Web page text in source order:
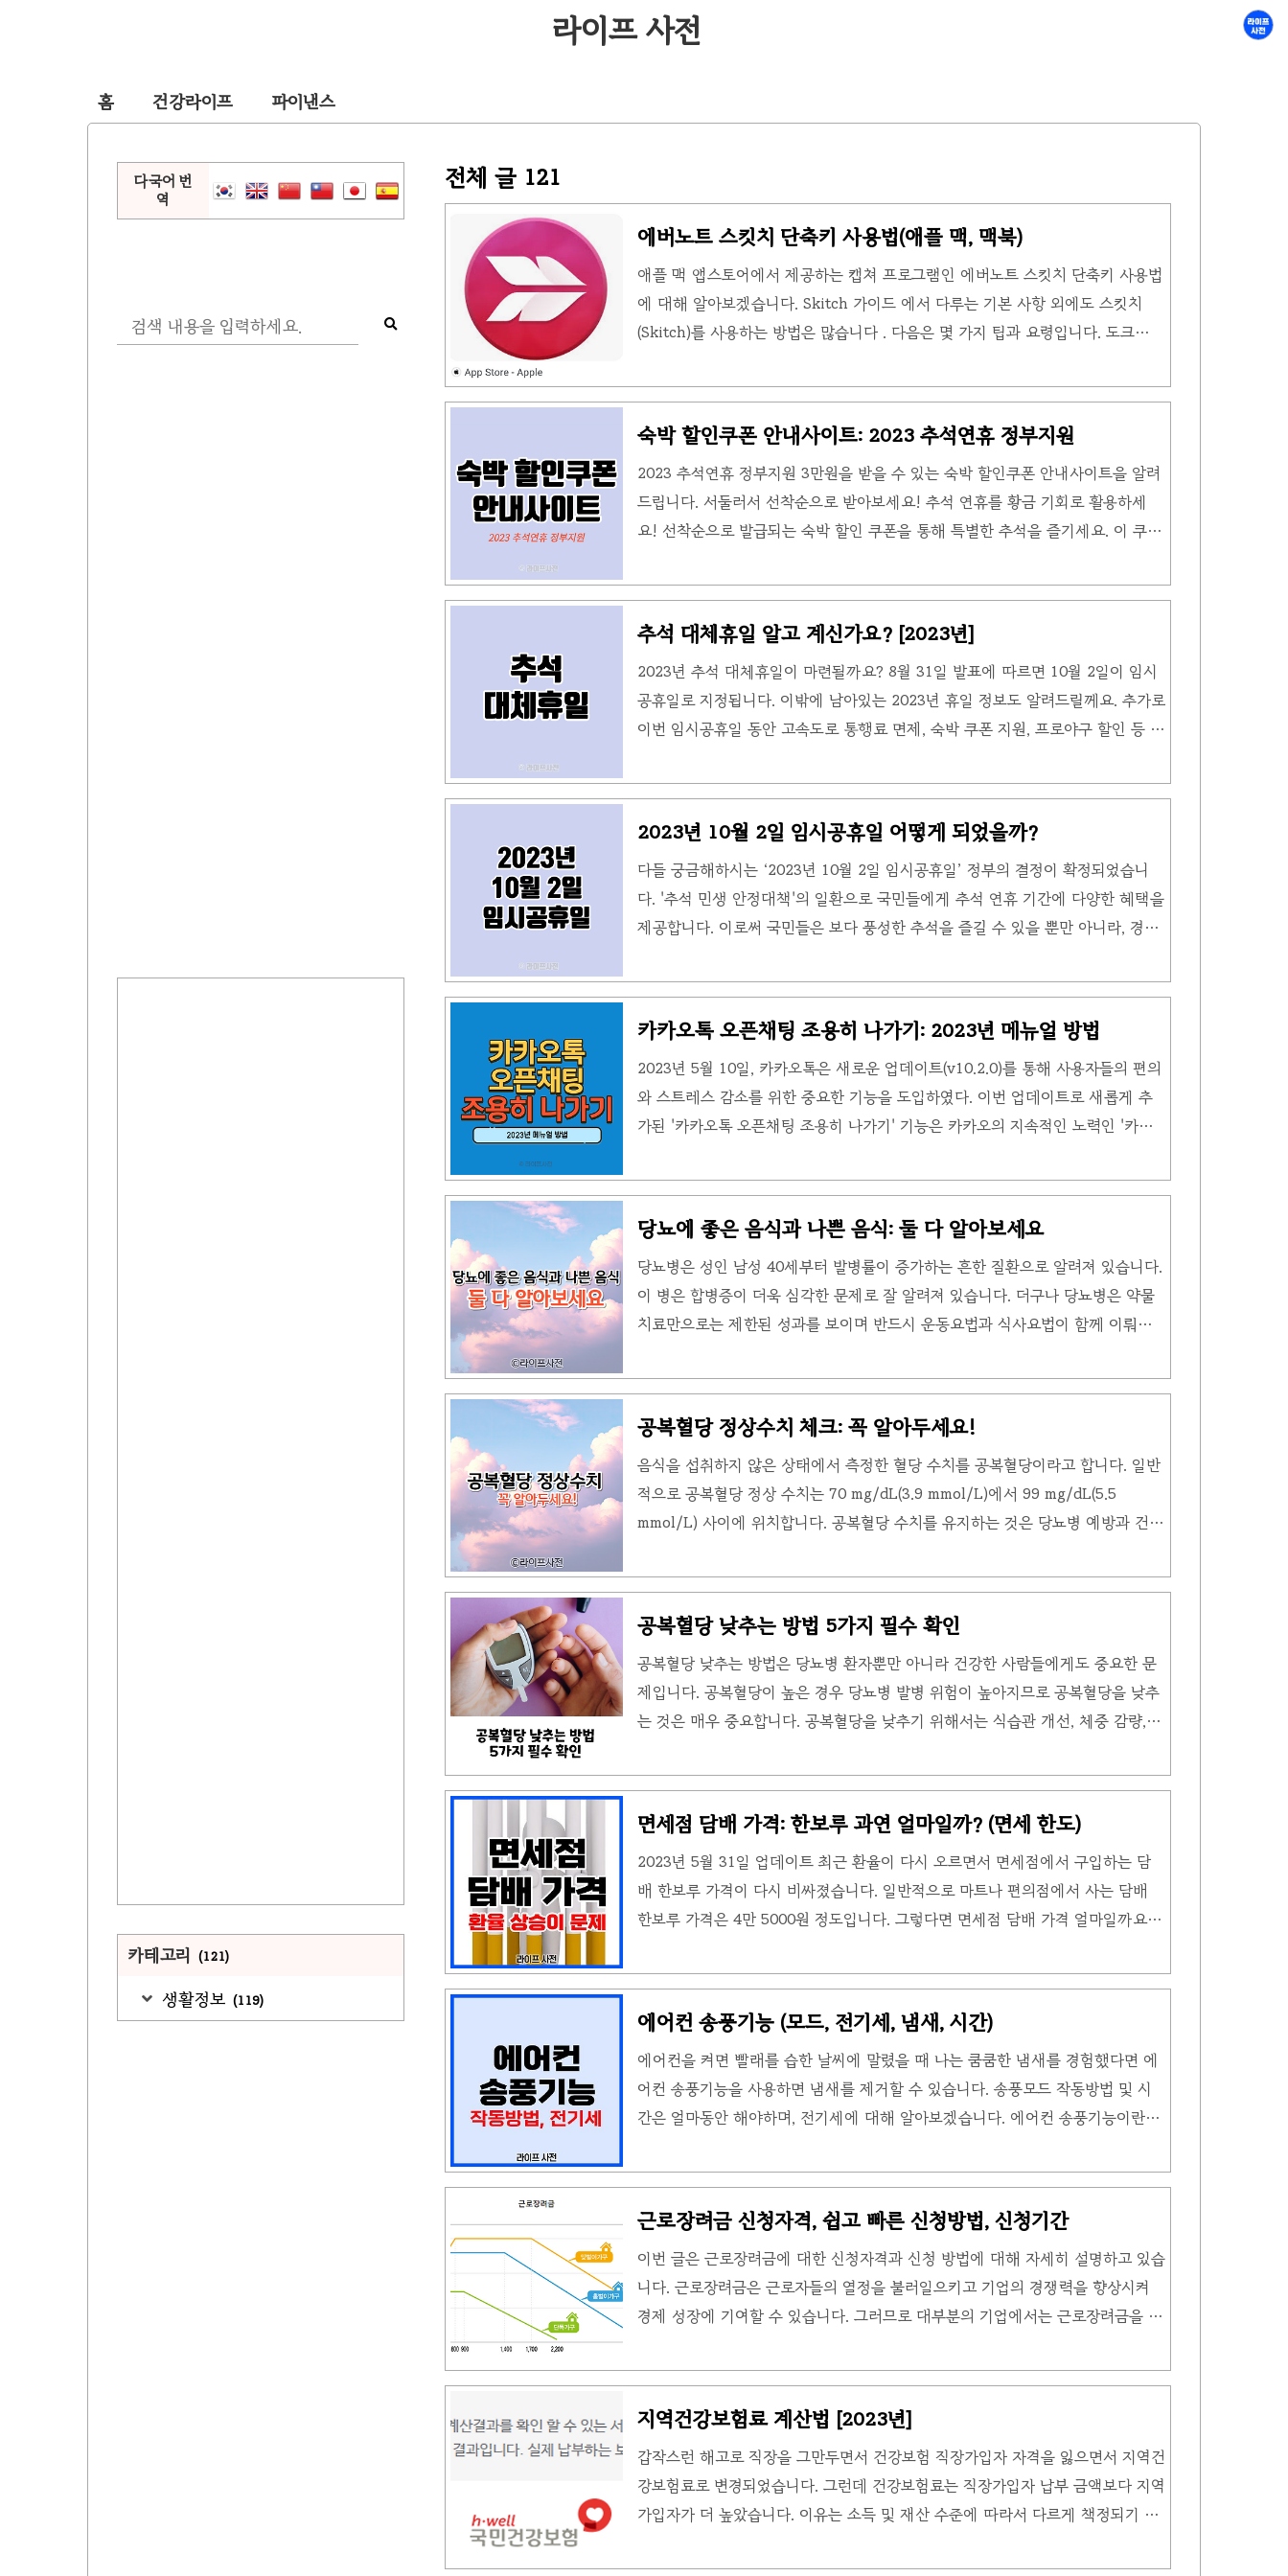
라이프 사전
홈 건강라이프 파이낸스
다국어 번
역
카테고리 (121)
생활정보 (119)
전체 글 121
에버노트 스킷치 단축키 사용법(애플 맥, 맥북)
애플 맥 앱스토어에서 제공하는 캡쳐 프로그램인 에버노트 스킷치 단축키 사용법
에 대해 알아보겠습니다. Skitch 가이드 에서 다루는 기본 사항 외에도 스킷치
(Skitch)를 사용하는 방법은 많습니다 . 다음은 몇 가지 팁과 요령입니다. 도크
(Skitch) 창으로 전환할 필요가 없습니다. 응용 프로그램 도크에서 스킷치(Skitch)
타납니다. 십자선 스냅샷 이전 스냅샷 영역 전체화면 스냅샷 창 스냅샷 메뉴 스냅
샷 카메라 스냅샷 캡처된 이미지는 스킷치(Skitch)에서 자동으로 열립니다. 스킷
치 단축키 다음은 사용 가능한 유용한 스킷치 단축키 ..
숙박 할인쿠폰 안내사이트: 2023 추석연휴 정부지원
2023 추석연휴 정부지원 3만원을 받을 수 있는 숙박 할인쿠폰 안내사이트을 알려
드립니다. 서둘러서 선착순으로 받아보세요! 추석 연휴를 황금 기회로 활용하세
요! 선착순으로 발급되는 숙박 할인 쿠폰을 통해 특별한 추석을 즐기세요. 이 쿠폰
간 유효합니다. 1인 1매로 제한되며, 5만원 이상의 숙박 상품 구매 시 3만원 할인
트’에서 제공하는 '숙박 할인쿠폰'은 풍성한 휴가를 더 저렴하게 즐길 수 있는 환상
적인 기회입니다. 이 도입부에서는 이 쿠폰을 어떻게 활용하고 어떤 혜택을 얻을
수 있는지 자세히 안내해 드립니다. ✅ 3만원 지원! '숙박 할인..
추석 대체휴일 알고 계신가요? [2023년]
2023년 추석 대체휴일이 마련될까요? 8월 31일 발표에 따르면 10월 2일이 임시
공휴일로 지정됩니다. 이밖에 남아있는 2023년 휴일 정보도 알려드릴께요. 추가로
이번 임시공휴일 동안 고속도로 통행료 면제, 숙박 쿠폰 지원, 프로야구 할인 등 다
업을 위한 역대 최대 규모의 자금 지원도 예정되어, 이들에게 큰 도움이 될 것입니
대합니다. 추석 대체휴일 추석 대체휴일 발표가 8월 31일에 나왔습니다. 정부는
'10월 2일 임시공휴일'로 지정하여 연휴를 확장하고 국민들에게 더 많은 휴식의
기회를 제공합니다. 이로써 연휴 동안 휴식과 가족 모임을 즐길 수..
2023년 10월 2일 임시공휴일 어떻게 되었을까?
다들 궁금해하시는 ‘2023년 10월 2일 임시공휴일’ 정부의 결정이 확정되었습니
다. '추석 민생 안정대책'의 일환으로 국민들에게 추석 연휴 기간에 다양한 혜택을
제공합니다. 이로써 국민들은 보다 풍성한 추석을 즐길 수 있을 뿐만 아니라, 경제
활성화와 국내 소비 촉진을 통해 경제에 새로운 활력을 불어넣는 데 중점을 두고
선정하여 추석 연휴를 더욱 확장하고 국민들에게 휴식의 기회를 제공합니다. 이로
써 연휴 동안 휴식과 가족 모임을 즐기며 9월 28일~10월 1일 고속도로 통행료 면
제와 주차장 개방으로 여행이나 고향 방문이 더욱 편리해집..
카카오톡 오픈채팅 조용히 나가기: 2023년 메뉴얼 방법
2023년 5월 10일, 카카오톡은 새로운 업데이트(v10.2.0)를 통해 사용자들의 편의
와 스트레스 감소를 위한 중요한 기능을 도입하였다. 이번 업데이트로 새롭게 추
가된 '카카오톡 오픈채팅 조용히 나가기' 기능은 카카오의 지속적인 노력인 '카톡
보내지 않는 기능을 제공한다. 이로써 사용자들은 채팅방을 조용히 떠나거나 나갈
한 불편을 최소화할 수 있을 것으로 기대된다. 1. 소개 2023년 5월 10일에, 카카
오톡은 업데이트를 통해 새로운 기능 '카카오톡 오픈채팅 조용히 나가기'를 도입
하였다. 이 기능은 사용자들이 채팅방에서 조용히 나갈 수 있도록 지원하..
당뇨에 좋은 음식과 나쁜 음식: 둘 다 알아보세요
당뇨병은 성인 남성 40세부터 발병률이 증가하는 흔한 질환으로 알려져 있습니다.
이 병은 합병증이 더욱 심각한 문제로 잘 알려져 있습니다. 더구나 당뇨병은 약물
치료만으로는 제한된 성과를 보이며 반드시 운동요법과 식사요법이 함께 이뤄져
데 이는 신중함이 필요한 일입니다. 당뇨 환자를 위한 당뇨에 좋은 음식과 나쁜 음
당뇨 식습관의 중요성 당뇨병은 단순히 약물로만 치료되지 않습니다. 당뇨병 치료
는 식사 전략, 운동 요법, 그리고 약물 요법의 세 가지 요소로 이루어져 있습니다.
이 세 가지 모두가 당뇨 치료에 중요한 역할을 하기 때문에 약물만으로 치료해도
..
공복혈당 정상수치 체크: 꼭 알아두세요!
음식을 섭취하지 않은 상태에서 측정한 혈당 수치를 공복혈당이라고 합니다. 일반
적으로 공복혈당 정상 수치는 70 mg/dL(3.9 mmol/L)에서 99 mg/dL(5.5
mmol/L) 사이에 위치합니다. 공복혈당 수치를 유지하는 것은 당뇨병 예방과 건강
유지하며 혈당 수치를 철저히 관리하는 것이 필요합니다. 공복혈당 ? 공복혈당은
의 단식 후에 측정합니다. 이 값은 혈액 속의 포도당(혈당) 농도를 나타내며 세포
에 에너지를 공급하는 데 중요한 역할을 하는 당의 주요 에너지원입니다. 공복혈
당은 당뇨병 초기 진단과 혈당 관리에 핵심적인 지표로 활용됩니다. 이..
공복혈당 낮추는 방법 5가지 필수 확인
공복혈당 낮추는 방법은 당뇨병 환자뿐만 아니라 건강한 사람들에게도 중요한 문
제입니다. 공복혈당이 높은 경우 당뇨병 발병 위험이 높아지므로 공복혈당을 낮추
는 것은 매우 중요합니다. 공복혈당을 낮추기 위해서는 식습관 개선, 체중 감량, 운
섭취하지 않도록 하고, 단백질과 식이섬유가 풍부한 식품을 섭취하며, 식사를 규칙
있으며 꾸준한 유산소 운동을 통해 근육 내의 포도당을 사용하도록 하여 공복혈당
을 낮출 수 있습니다. 공복혈당이란? 식사를 하지 않은 상태에서 측정한 혈당 수치
를 공복혈당이라고 말합니다. 일반적으로는 아침 식사 전에 측정하는 것이 일반
적..
면세점 담배 가격: 한보루 과연 얼마일까? (면세 한도)
2023년 5월 31일 업데이트 최근 환율이 다시 오르면서 면세점에서 구입하는 담
배 한보루 가격이 다시 비싸졌습니다. 일반적으로 마트나 편의점에서 사는 담배
한보루 가격은 4만 5000원 정도입니다. 그렇다면 면세점 담배 가격 얼마일까요?
상승세에 접어들면서 일반 시중 가격보다 비싸졌습니다. 자세히 알아보겠습니다.
배 한보루에 4만 5000원 구입한는 것보다 저렴하게 구입이 가능해졌습니다. 면세
점 담배 한보루 가격은 30달러에 판매가 되고 있는 레종, 던힐, 원, 에쎄 기준으로
알려드리겠습니다. 현재 환율 1320원 기준 3만 9600원에 구입이 가능..
에어컨 송풍기능 (모드, 전기세, 냄새, 시간)
에어컨을 켜면 빨래를 습한 날씨에 말렸을 때 나는 쿰쿰한 냄새를 경험했다면 에
어컨 송풍기능을 사용하면 냄새를 제거할 수 있습니다. 송풍모드 작동방법 및 시
간은 얼마동안 해야하며, 전기세에 대해 알아보겠습니다. 에어컨 송풍기능이란?
를 냉각 시키면서 결로가 발생합니다. 결로가 발생한 상태에서 전원을 끄면 냄새
사용하지 않고 실내기 모터만 돌아가게 에어컨 설정 온도를 실내 온도보다 높게
해서 내부에 생긴 결로를 말려주는 기능입니다. 에어컨 작동할 때 냄새 원인은 어
떻게 되나요? 에어컨이 작동하면서 생긴 내부 결로가 각종 이물질을 흡착하면서
곰팡이를 생기..
근로장려금 신청자격, 쉽고 빠른 신청방법, 신청기간
이번 글은 근로장려금에 대한 신청자격과 신청 방법에 대해 자세히 설명하고 있습
니다. 근로장려금은 근로자들의 열정을 불러일으키고 기업의 경쟁력을 향상시켜
경제 성장에 기여할 수 있습니다. 그러므로 대부분의 기업에서는 근로장려금을 적
식하고 있습니다. 🔹근로장려금이란? 이 형태의 고용제도는 저소득 근로자 및 자
고려하여 근로장려와 실질소득을 증진시키는 역할을 합니다. 이는 기본적으로 소
득 지원 메커니즘 역할을 하며, 근로장려금은 가구원 수에 따라 결정됩니다. 가구
유형에 따른 근로장려금 지급가능액 구분 단독가구 홑벌이가구 맞벌이가구 총소
득기준금액 2,200만..
지역건강보험료 계산법 [2023년]
갑작스런 해고로 직장을 그만두면서 건강보험 직장가입자 자격을 잃으면서 지역건
강보험료로 변경되었습니다. 그런데 건강보험료는 직장가입자 납부 금액보다 지역
가입자가 더 높았습니다. 이유는 소득 및 재산 수준에 따라서 다르게 책정되기 때
지역건강보험료 계산법 국민건강보험 지역건강보험료 계산법 같은 경우 지역 내